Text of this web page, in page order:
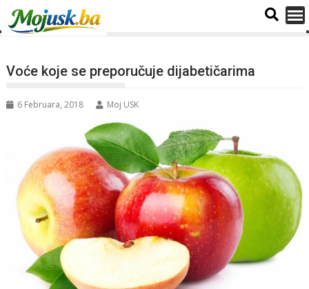
Voće koje se preporučuje dijabetičarima
6 Februara, 2018 Moj USK